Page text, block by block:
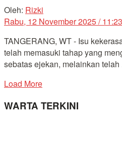
Oleh: Rizki
Rabu, 12 November 2025 /
TANGERANG, WT - Isu
telah memasuki tahap yang
sebatas ejekan, melainkan telah
Load More
WARTA TERKINI